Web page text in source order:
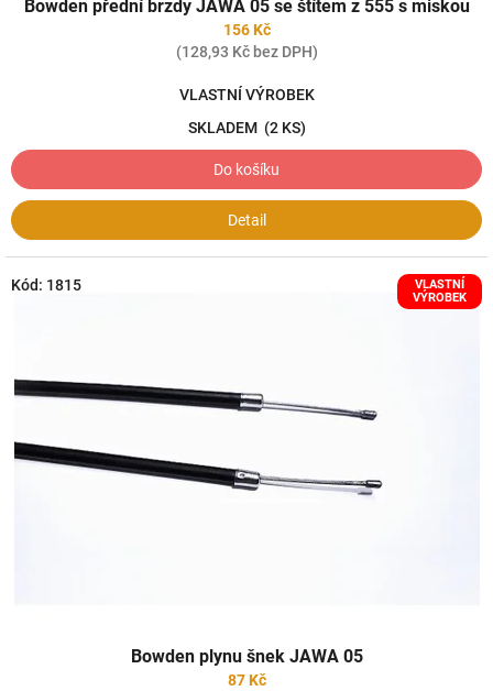
Bowden přední brzdy JAWA 05 se štítem z 555 s miskou
156 Kč
(128,93 Kč bez DPH)
VLASTNÍ VÝROBEK
SKLADEM (2 KS)
Do košíku
Detail
VLASTNÍ
VÝROBEK
Bowden plynu šnek JAWA 05
87 Kč
Kód: 1815